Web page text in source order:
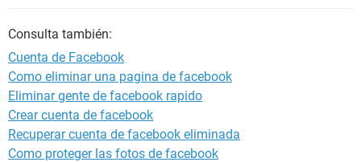
Consulta también:
Cuenta de Facebook
Como eliminar una pagina de facebook
Eliminar gente de facebook rapido
Crear cuenta de facebook
Recuperar cuenta de facebook eliminada
Como proteger las fotos de facebook